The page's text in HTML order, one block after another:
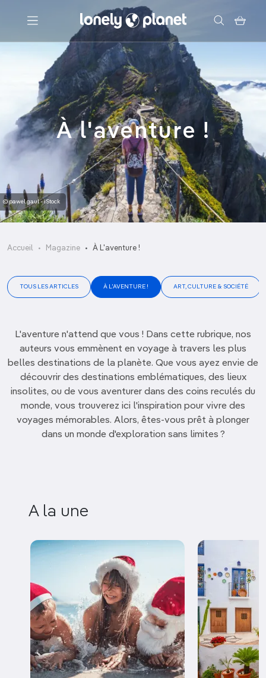
Menu
Votre recherche
À l'aventure !
© pawel.gaul - iStock
Accueil Magazine À L'aventure !
TOUS LES ARTICLES À L'AVENTURE ! ART, CULTURE & SOCIÉTÉ
L'aventure n'attend que vous ! Dans cette rubrique, nos
auteurs vous emmènent en voyage à travers les plus
belles destinations de la planète. Que vous ayez envie de
découvrir des destinations emblématiques, des lieux
insolites, ou de vous aventurer dans des coins reculés du
monde, vous trouverez ici l'inspiration pour vivre des
voyages mémorables. Alors, êtes-vous prêt à plonger
dans un monde d'exploration sans limites ?
A la une